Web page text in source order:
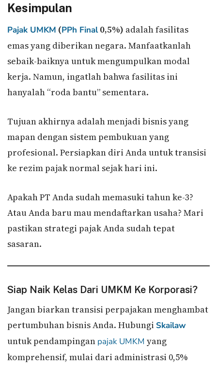
Kesimpulan
Pajak UMKM (PPh Final0,5%) adalah fasilitas
emas yang diberikan negara. Manfaatkanlah
sebaik-baiknya untuk mengumpulkan modal
kerja. Namun, ingatlah bahwa fasilitas ini
hanyalah “roda bantu” sementara.
Tujuan akhirnya adalah menjadi bisnis yang
mapan dengan sistem pembukuan yang
profesional. Persiapkan diri Anda untuk transisi
ke rezim pajak normal sejak hari ini.
Apakah PT Anda sudah memasuki tahun ke-3?
Atau Anda baru mau mendaftarkan usaha? Mari
pastikan strategi pajak Anda sudah tepat
sasaran.
Siap Naik Kelas Dari UMKM Ke Korporasi?
Jangan biarkan transisi perpajakan menghambat
pertumbuhan bisnis Anda. Hubungi Skailaw
untuk pendampingan pajak UMKM yang
komprehensif, mulai dari administrasi 0,5%